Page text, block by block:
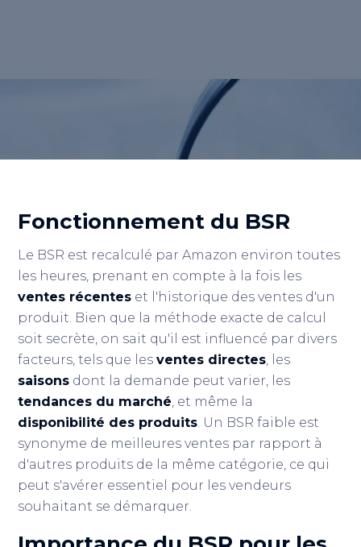
Fonctionnement du BSR
Le BSR est recalculé par Amazon environ toutes
les heures, prenant en compte à la fois les
ventes récentes et l'historique des ventes d'un
produit. Bien que la méthode exacte de calcul
soit secrète, on sait qu'il est influencé par divers
facteurs, tels que lesventes directes, les
saisons dont la demande peut varier, les
tendances du marché, et même la
disponibilité des produits. Un BSR faible est
synonyme de meilleures ventes par rapport à
d'autres produits de la même catégorie, ce qui
peut s'avérer essentiel pour les vendeurs
souhaitant se démarquer.